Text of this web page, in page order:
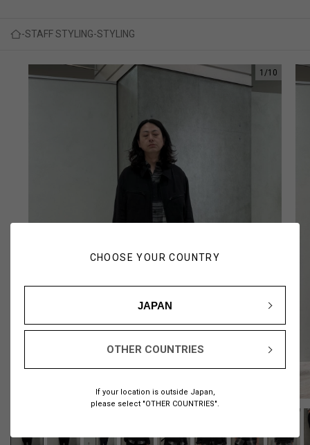
CHOOSE YOUR COUNTRY
JAPAN
OTHER COUNTRIES
If your location is outside Japan,
please select "OTHER COUNTRIES".
STAFF STYLING STYLING
1 /10